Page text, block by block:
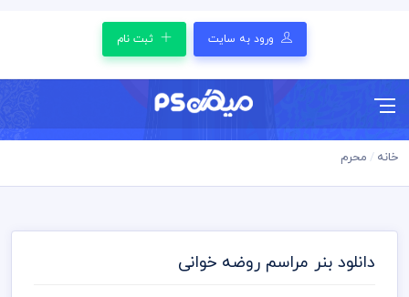
ورود به سایت ثبت نام
خانه محرم
دانلود بنر مراسم روضه خوانی